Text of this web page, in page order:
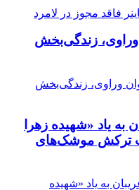
وراوی، زندگی‌بخش
یاد «شهیده زهرا
ترکش موشک‌های